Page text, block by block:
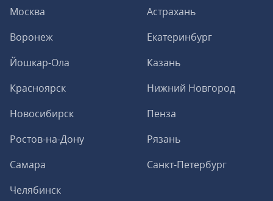
Москва
Астрахань
Воронеж
Екатеринбург
Йошкар-Ола
Казань
Красноярск
Нижний Новгород
Новосибирск
Пенза
Ростов-на-Дону
Рязань
Самара
Санкт-Петербург
Челябинск